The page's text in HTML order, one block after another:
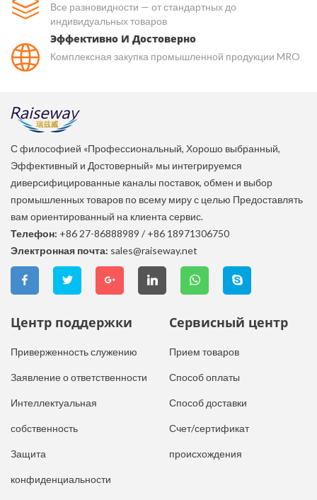
Все разновидности — от стандартных до
индивидуальных товаров
Эффективно И Достоверно
Комплексная закупка промышленной продукции MRO
С философией «Профессиональный, Хорошо выбранный,
Эффективный и Достоверный» мы интегрируемся
диверсифицированные каналы поставок, обмен и выбор
промышленных товаров по всему миру с целью Предоставлять
вам ориентированный на клиента сервис.
Телефон: +86 27-86888989 / +86 18971306750
Электронная почта: sales@raiseway.net
Центр поддержки
Приверженность служению
Заявление о ответственности
Интеллектуальная
собственность
Защита
конфиденциальности
Сервисный центр
Прием товаров
Способ оплаты
Способ доставки
Счет/сертификат
происхождения